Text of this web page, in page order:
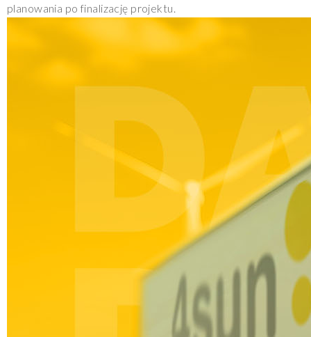
planowania po finalizację projektu.